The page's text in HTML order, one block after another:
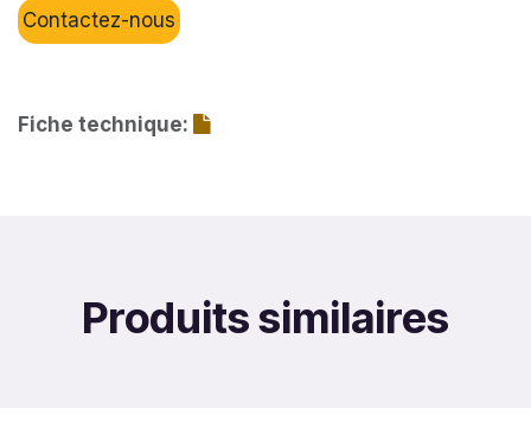
Contactez-nous
Fiche technique:
Produits similaires